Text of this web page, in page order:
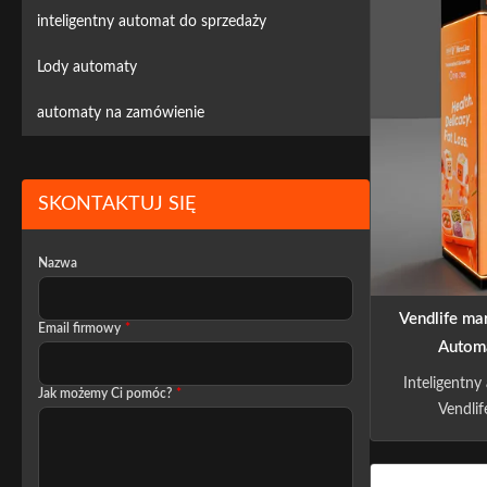
inteligentny automat do sprzedaży
Lody automaty
automaty na zamówienie
SKONTAKTUJ SIĘ
Nazwa
Email firmowy *
Jak możemy Ci pomóc? *
industry
technology
on R&D
Vendlife